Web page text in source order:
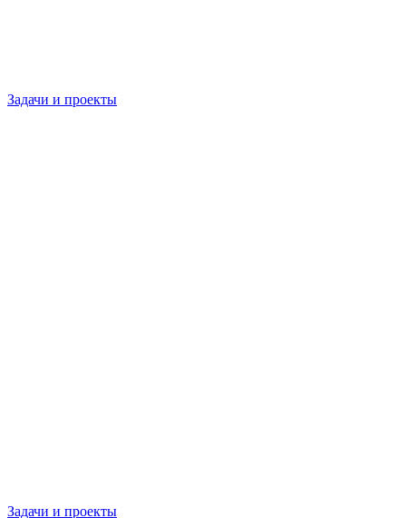
Задачи и проекты
Задачи и проекты